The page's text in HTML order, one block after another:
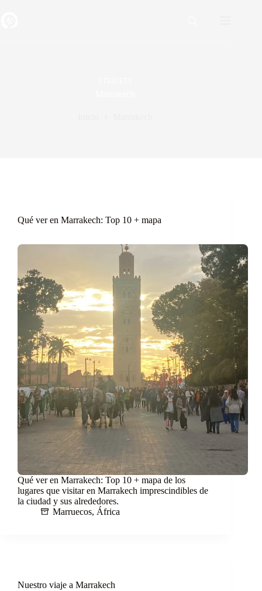
Qué ver en Marrakech: Top 10 + mapa
Qué ver en Marrakech: Top 10 + mapa de los
lugares que visitar en Marrakech imprescindibles de
la ciudad y sus alrededores.
Marruecos, África
Nuestro viaje a Marrakech